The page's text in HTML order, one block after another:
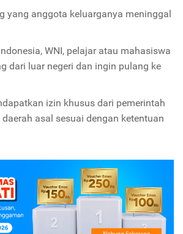
yang anggota keluarganya meninggal
WNI, pelajar atau mahasiswa
dari luar negeri dan ingin pulang ke
izin khusus dari pemerintah
asal sesuai dengan ketentuan